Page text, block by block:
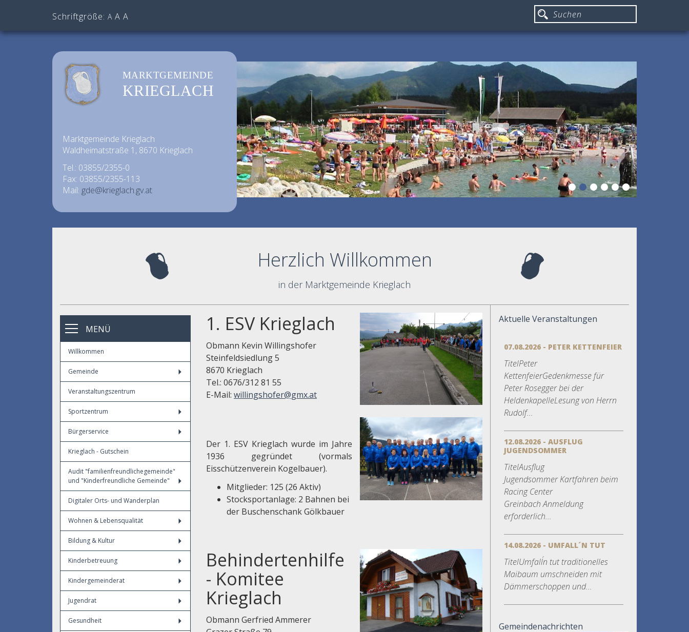
Schriftgröße: A A A
MARKTGEMEINDE
KRIEGLACH
Marktgemeinde Krieglach
Waldheimatstraße 1, 8670 Krieglach
Tel.: 03855/2355-0
Fax: 03855/2355-113
Mail: gde@krieglach.gv.at
Herzlich Willkommen
in der Marktgemeinde Krieglach
MENÜ
Willkommen
Gemeinde
Veranstaltungszentrum
Sportzentrum
Bürgerservice
Krieglach - Gutschein
Audit "familienfreundlichegemeinde"
und "Kinderfreundliche Gemeinde"
Digitaler Orts- und Wanderplan
Wohnen & Lebensqualität
Bildung & Kultur
Kinderbetreuung
Kindergemeinderat
Jugendrat
Gesundheit
1. ESV Krieglach
Obmann Kevin Willingshofer
Steinfeldsiedlung 5
8670 Krieglach
Tel.: 0676/312 81 55
E-Mail: willingshofer@gmx.at
Der 1. ESV Krieglach wurde im Jahre
1936 gegründet (vormals
Eisschützenverein Kogelbauer).
Mitglieder: 125 (26 Aktiv)
Stocksportanlage: 2 Bahnen bei
der Buschenschank Gölkbauer
Behindertenhilfe
- Komitee
Krieglach
Obmann Gerfried Ammerer
Aktuelle Veranstaltungen
07.08.2026 - PETER KETTENFEIER
TitelPeter
KettenfeierGedenkmesse für
Peter Rosegger bei der
HeldenkapelleLesung von Herrn
Rudolf...
12.08.2026 - AUSFLUG
JUGENDSOMMER
TitelAusflug
Jugendsommer Kartfahren beim
Racing Center
Greinbach Anmeldung
erforderlich...
14.08.2026 - UMFALL´N TUT
TitelUmfall´n tut traditionelles
Maibaum umschneiden mit
Dämmerschoppen und...
Gemeindenachrichten